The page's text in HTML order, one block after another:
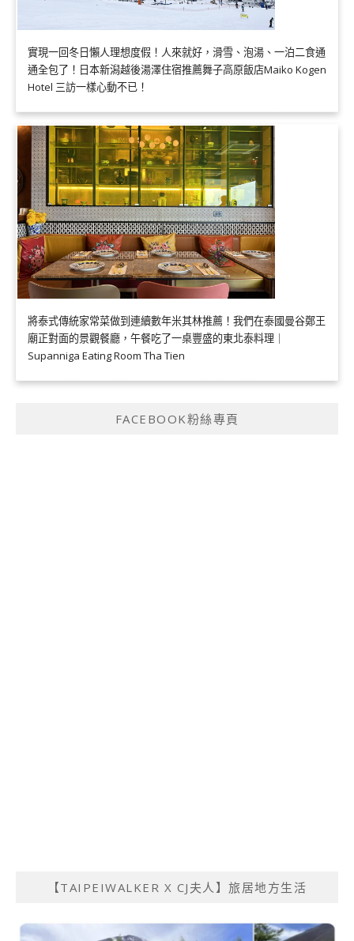
實現一回冬日懶人理想度假！人來就好，滑雪、泡湯、一泊二食通
通全包了！日本新潟越後湯澤住宿推薦舞子高原飯店Maiko Kogen
Hotel 三訪一樣心動不已！
將泰式傳統家常菜做到連續數年米其林推薦！我們在泰國曼谷鄭王
廟正對面的景觀餐廳，午餐吃了一桌豐盛的東北泰料理｜
Supanniga Eating Room Tha Tien
FACEBOOK粉絲專頁
【TAIPEIWALKER X CJ夫人】旅居地方生活